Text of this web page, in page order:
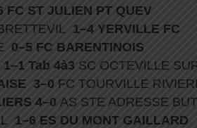
FC ST JULIEN PT QUEV
1–4 YERVILLE FC
0–5 FC BARENTINOIS
Tab 4à3 SC OCTEVILLE
3–0 FC TOURVILLE
4–0 AS STE ADRESSE
1–6 ES DU MONT GAILLARD